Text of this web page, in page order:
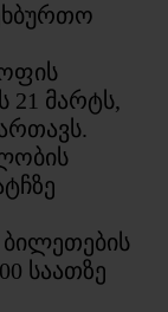
21 მარტს,
ბილეთების
საათზე